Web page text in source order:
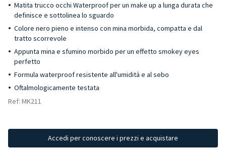
Matita trucco occhi Waterproof per un make up a lunga durata che
definisce e sottolinea lo sguardo
Colore nero pieno e intenso con mina morbida, compatta e dal
tratto scorrevole
Appunta mina e sfumino morbido per un effetto smokey eyes
perfetto
Formula waterproof resistente all'umidità e al sebo
Oftalmologicamente testata
Ref: MK211
Accedi per conoscere i prezzi e acquistare